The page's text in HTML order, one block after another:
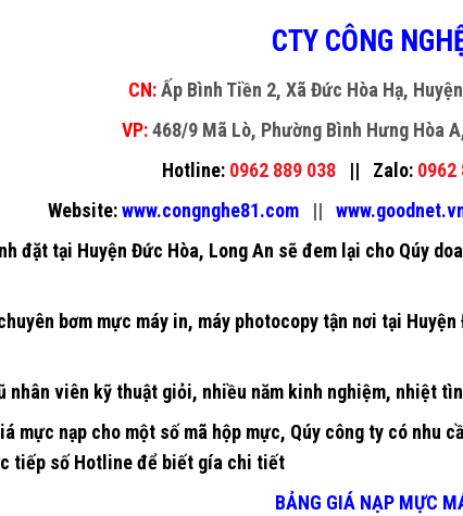
CTY CÔNG
CN:Ấp Bình Tiền 2, Xã Đức Hòa Hạ,
VP:468/9 Mã Lò, Phường Bình Hưng Hòa
Hotline:0962 889 038 || Zalo:0962
Website: www.congnghe81.com||
đặt tại Huyện Đức Hòa, Long An sẽ đem lại cho Qúy
bơm mực máy in, máy photocopytận nơi tại Huyện
nhân viên kỹ thuật giỏi, nhiều năm kinh nghiệm, nhiệt
mực nạp cho một số mã hộp mực, Qúy công ty có nhu
tiếp số Hotline để biết gía chi tiết
BẢNG GIÁ NẠP MỰC